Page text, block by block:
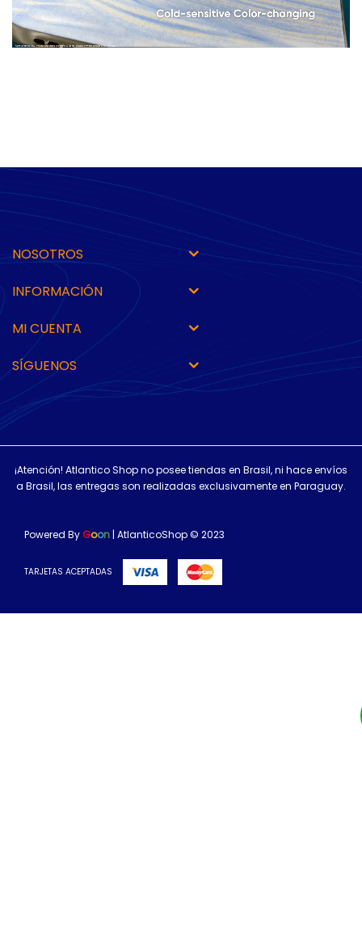
NOSOTROS
INFORMACIÓN
MI CUENTA
SÍGUENOS
¡Atención! Atlantico Shop no posee tiendas en Brasil, ni hace envíos
a Brasil, las entregas son realizadas exclusivamente en Paraguay.
Powered By Goon | AtlanticoShop © 2023
TARJETAS ACEPTADAS